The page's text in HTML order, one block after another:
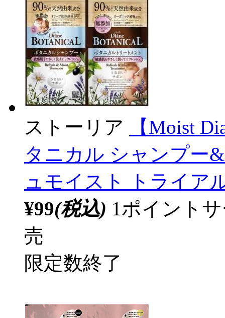
ストーリア
【Moist
タニカル シャンプー
ュモイスト トライア
¥99(税込) 1ポイント
売
限定数終了